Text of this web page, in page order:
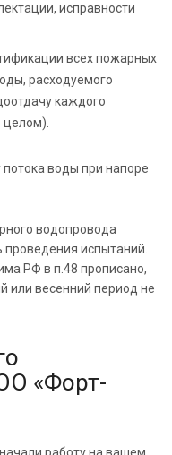
исправности
всех пожарных
расходуемого
каждого
целом).
воды при напоре
водопровода
проведения испытаний.
РФ в п.48 прописано,
или весенний период не
«Форт-